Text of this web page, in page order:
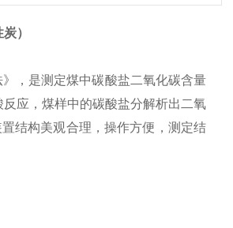
炭）
，是测定煤中碳酸盐二氧化碳含量
应，煤样中的碳酸盐分解析出二氧
结构美观合理，操作方便，测定结